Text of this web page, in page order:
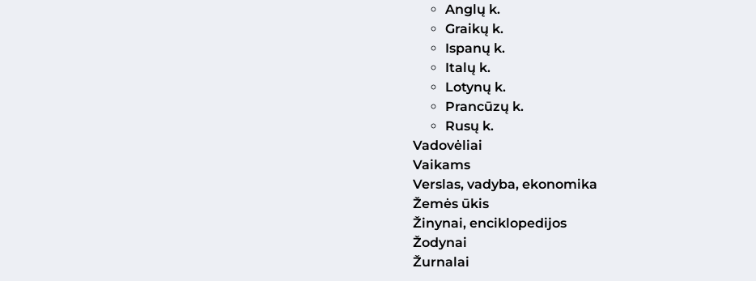
Anglų k.
Graikų k.
Ispanų k.
Italų k.
Lotynų k.
Prancūzų k.
Rusų k.
Vadovėliai
Vaikams
Verslas, vadyba, ekonomika
Žemės ūkis
Žinynai, enciklopedijos
Žodynai
Žurnalai